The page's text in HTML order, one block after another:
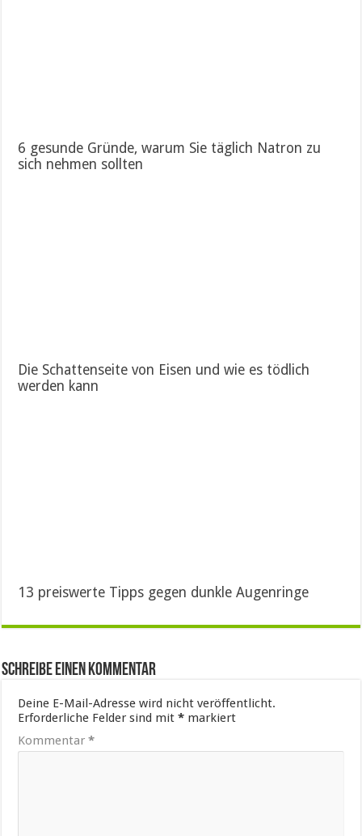
6 gesunde Gründe, warum Sie täglich Natron zu
sich nehmen sollten
Die Schattenseite von Eisen und wie es tödlich
werden kann
13 preiswerte Tipps gegen dunkle Augenringe
Schreibe einen Kommentar
Deine E-Mail-Adresse wird nicht veröffentlicht.
Erforderliche Felder sind mit* markiert
Kommentar*